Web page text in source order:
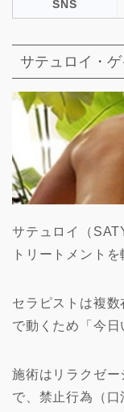
SNS
サテュロイ・
サテュロイ（
トリートメント
セラピストは複
で動くため「今日
施術はリラクゼ
で、禁止行為（